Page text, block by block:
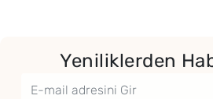
Yeniliklerden